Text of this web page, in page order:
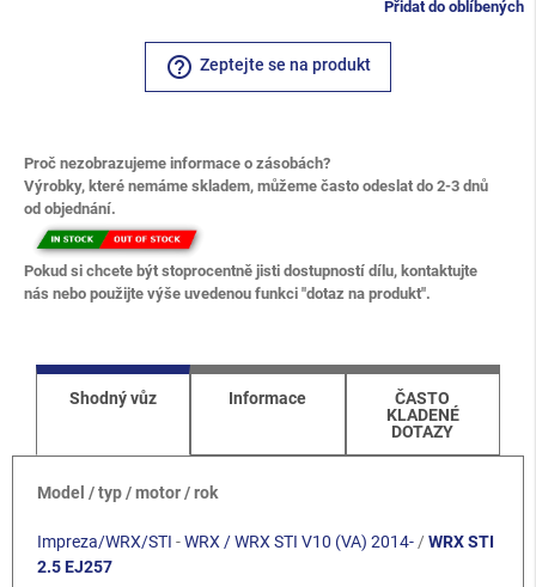
Přidat do oblíbených
help_outline Zeptejte se na produkt
Proč nezobrazujeme informace o zásobách?
Výrobky, které nemáme skladem, můžeme často odeslat do 2-3 dnů
od objednání.
Pokud si chcete být stoprocentně jisti dostupností dílu, kontaktujte
nás nebo použijte výše uvedenou funkci "dotaz na produkt".
Shodný vůz Informace
ČASTO
KLADENÉ
DOTAZY
Model / typ / motor / rok
Impreza/WRX/STI -WRX / WRX STI V10 (VA) 2014- /WRX STI
2.5 EJ257